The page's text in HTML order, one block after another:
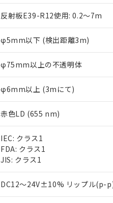
反射板E39-R12使用: 0.2～7m
φ5mm以下 (検出距離3m)
φ75mm以上の不透明体
φ6mm以上 (3mにて)
赤色LD (655 nm)
IEC: クラス1
FDA: クラス1
JIS: クラス1
DC12～24V±10% リップル(p-